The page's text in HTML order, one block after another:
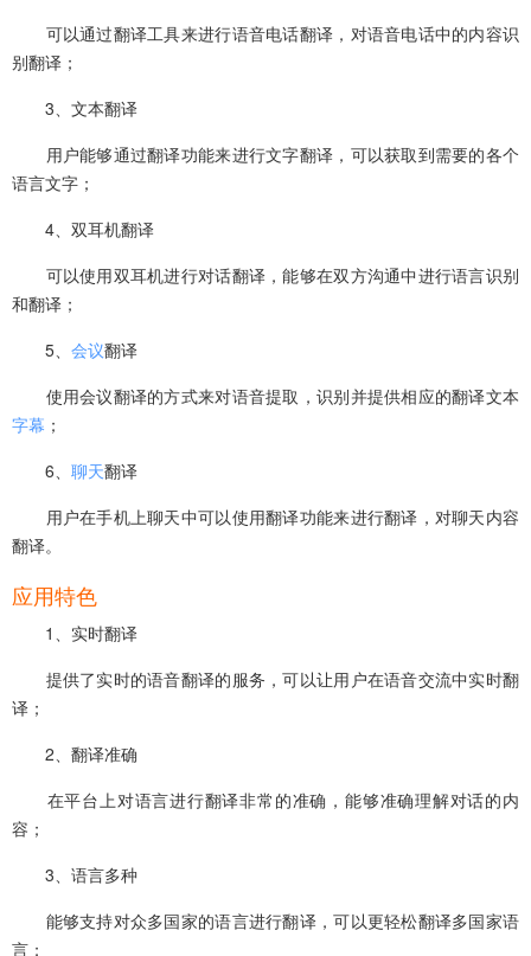
可以通过翻译工具来进行语音电话翻译，对语音电话中的内容识
别翻译；
3、文本翻译
用户能够通过翻译功能来进行文字翻译，可以获取到需要的各个
语言文字；
4、双耳机翻译
可以使用双耳机进行对话翻译，能够在双方沟通中进行语言识别
和翻译；
5、 会议翻译
使用会议翻译的方式来对语音提取，识别并提供相应的翻译文本
字幕 ；
6、 聊天翻译
用户在手机上聊天中可以使用翻译功能来进行翻译，对聊天内容
翻译。
应用特色
1、实时翻译
提供了实时的语音翻译的服务，可以让用户在语音交流中实时翻
译；
2、翻译准确
在平台上对语言进行翻译非常的准确，能够准确理解对话的内
容；
3、语言多种
能够支持对众多国家的语言进行翻译，可以更轻松翻译多国家语
言；